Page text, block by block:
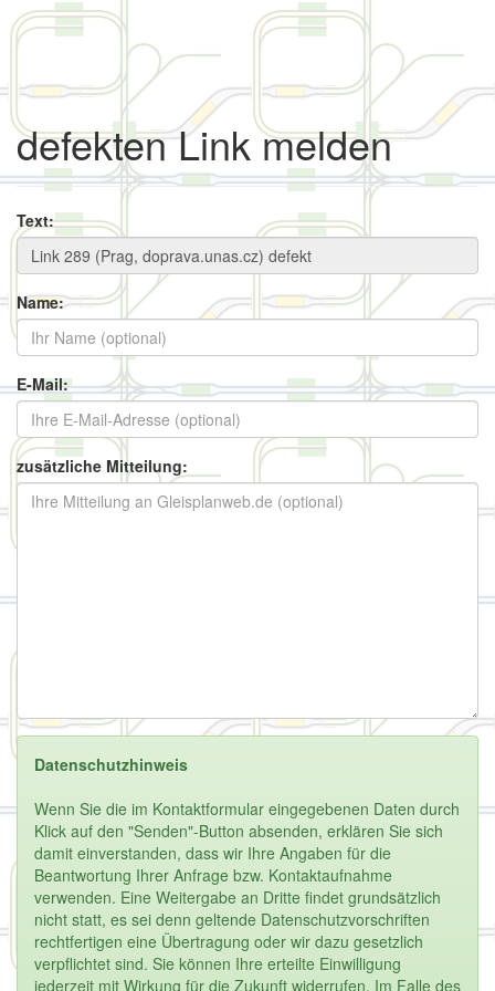
defekten Link melden
Text:
Name:
E-Mail:
zusätzliche Mitteilung:
Datenschutzhinweis
Wenn Sie die im Kontaktformular eingegebenen Daten durch
Klick auf den "Senden"-Button absenden, erklären Sie sich
damit einverstanden, dass wir Ihre Angaben für die
Beantwortung Ihrer Anfrage bzw. Kontaktaufnahme
verwenden. Eine Weitergabe an Dritte findet grundsätzlich
nicht statt, es sei denn geltende Datenschutzvorschriften
rechtfertigen eine Übertragung oder wir dazu gesetzlich
verpflichtet sind. Sie können Ihre erteilte Einwilligung
jederzeit mit Wirkung für die Zukunft widerrufen. Im Falle des